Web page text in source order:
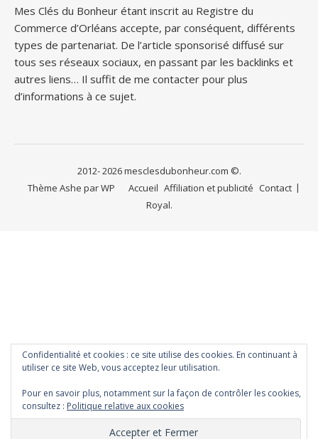
Mes Clés du Bonheur étant inscrit au Registre du
Commerce d’Orléans accepte, par conséquent, différents
types de partenariat. De l’article sponsorisé diffusé sur
tous ses réseaux sociaux, en passant par les backlinks et
autres liens… Il suffit de me contacter pour plus
d’informations à ce sujet.
2012- 2026 mesclesdubonheur.com ©.
Accueil Affiliation et publicité Contact
Thème Ashe parWP
Royal.
Confidentialité et cookies : ce site utilise des cookies. En continuant à
utiliser ce site Web, vous acceptez leur utilisation.
Pour en savoir plus, notamment sur la façon de contrôler les cookies,
consultez : Politique relative aux cookies